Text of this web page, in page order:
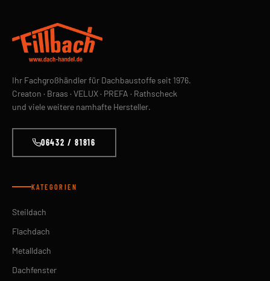
Ihr Fachgroßhändler für Dachbaustoffe seit 1976.
Creaton · Braas · VELUX · PREFA · Rathscheck
und viele weitere namhafte Hersteller.
06432 / 81816
KATEGORIEN
Steildach
Flachdach
Metalldach
Dachfenster